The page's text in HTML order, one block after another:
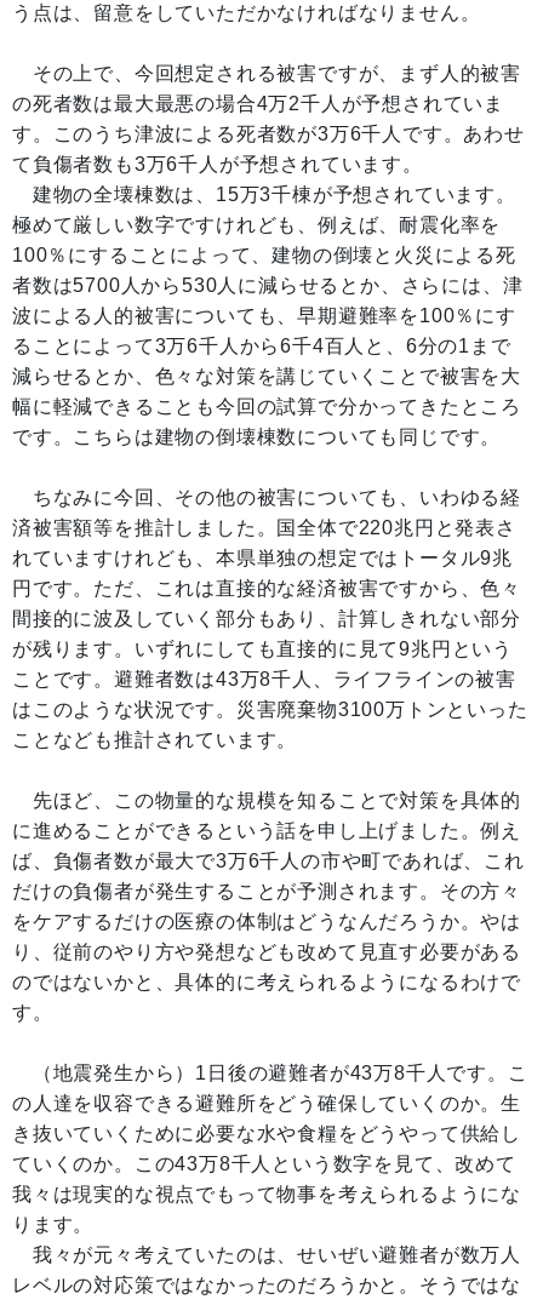
う点は、留意をしていただかなければなりません。
その上で、今回想定される被害ですが、まず人的被害
の死者数は最大最悪の場合4万2千人が予想されていま
す。このうち津波による死者数が3万6千人です。あわせ
て負傷者数も3万6千人が予想されています。
建物の全壊棟数は、15万3千棟が予想されています。
極めて厳しい数字ですけれども、例えば、耐震化率を
100％にすることによって、建物の倒壊と火災による死
者数は5700人から530人に減らせるとか、さらには、津
波による人的被害についても、早期避難率を100％にす
ることによって3万6千人から6千4百人と、6分の1まで
減らせるとか、色々な対策を講じていくことで被害を大
幅に軽減できることも今回の試算で分かってきたところ
です。こちらは建物の倒壊棟数についても同じです。
ちなみに今回、その他の被害についても、いわゆる経
済被害額等を推計しました。国全体で220兆円と発表さ
れていますけれども、本県単独の想定ではトータル9兆
円です。ただ、これは直接的な経済被害ですから、色々
間接的に波及していく部分もあり、計算しきれない部分
が残ります。いずれにしても直接的に見て9兆円という
ことです。避難者数は43万8千人、ライフラインの被害
はこのような状況です。災害廃棄物3100万トンといった
ことなども推計されています。
先ほど、この物量的な規模を知ることで対策を具体的
に進めることができるという話を申し上げました。例え
ば、負傷者数が最大で3万6千人の市や町であれば、これ
だけの負傷者が発生することが予測されます。その方々
をケアするだけの医療の体制はどうなんだろうか。やは
り、従前のやり方や発想なども改めて見直す必要がある
のではないかと、具体的に考えられるようになるわけで
す。
（地震発生から）1日後の避難者が43万8千人です。こ
の人達を収容できる避難所をどう確保していくのか。生
き抜いていくために必要な水や食糧をどうやって供給し
ていくのか。この43万8千人という数字を見て、改めて
我々は現実的な視点でもって物事を考えられるようにな
ります。
我々が元々考えていたのは、せいぜい避難者が数万人
レベルの対応策ではなかったのだろうかと。そうではな